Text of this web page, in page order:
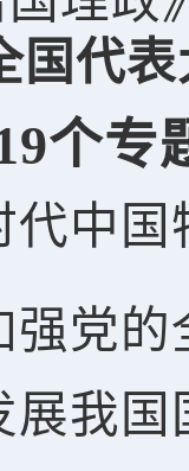
国代
个专
代中
强党的
展我